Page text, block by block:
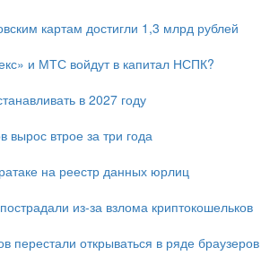
картам достигли 1,3 млрд рублей
и МТС войдут в капитал НСПК?
в 2027 году
вырос втрое за три года
на реестр данных юрлиц
из-за взлома криптокошельков
перестали открываться в ряде браузеров